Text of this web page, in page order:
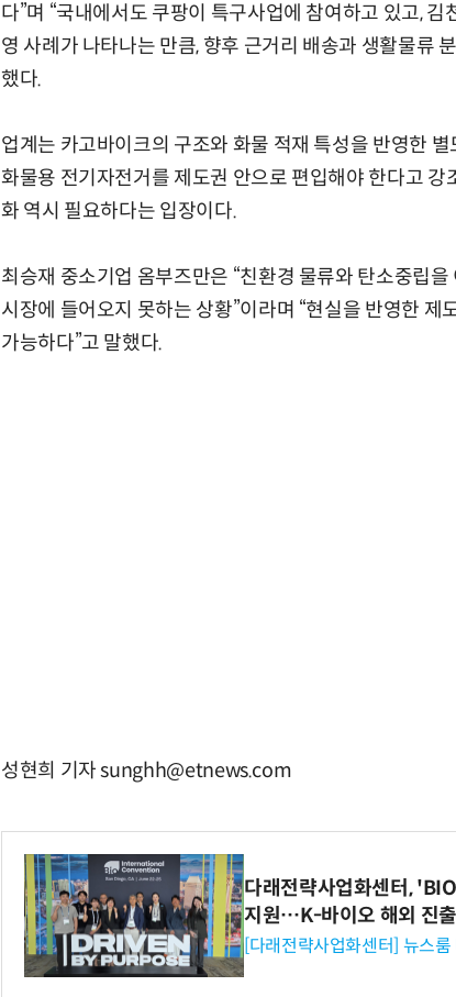
다”며 “국내에서도 쿠팡이 특구사업에 참여하고 있고,
영 사례가 나타나는 만큼, 향후 근거리 배송과 생활물류
했다.
업계는 카고바이크의 구조와 화물 적재 특성을 반영한
화물용 전기자전거를 제도권 안으로 편입해야 한다고
화 역시 필요하다는 입장이다.
최승재 중소기업 옴부즈만은 “친환경 물류와 탄소중립
시장에 들어오지 못하는 상황”이라며 “현실을 반영한
가능하다”고 말했다.
성현희 기자 sunghh@etnews.com
다래전략사업화센터,
지원…K-바이오 해외 진
[다래전략사업화센터] 뉴스